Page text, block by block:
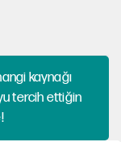
kaynağı
tercih ettiğin